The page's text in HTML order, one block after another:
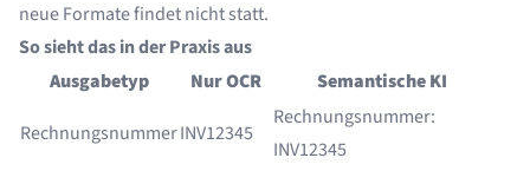
neue Formate findet nicht statt.
So sieht das in der Praxis aus
Ausgabetyp
Nur OCR
Semantische KI
RechnungsnummerINV12345
Rechnungsnummer:
INV12345